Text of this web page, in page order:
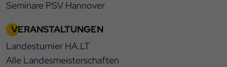
Seminare PSV Hannover
VERANSTALTUNGEN
Landesturnier HA.LT
Alle Landesmeisterschaften